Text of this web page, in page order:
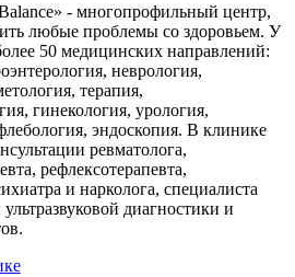
- многопрофильный центр,
любые проблемы со здоровьем. У
50 медицинских направлений:
неврология,
терапия,
гинекология, урология,
эндоскопия. В клинике
ревматолога,
рефлексотерапевта,
и нарколога, специалиста
диагностики и